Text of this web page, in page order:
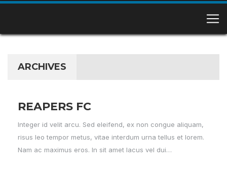
ARCHIVES
REAPERS FC
Integer id velit arcu. Sed eleifend, ex non congue aliquam,
risus leo tempor metus, vitae interdum urna tellus et lorem.
Nam ac maximus eros. In sit amet lacus vel dui…